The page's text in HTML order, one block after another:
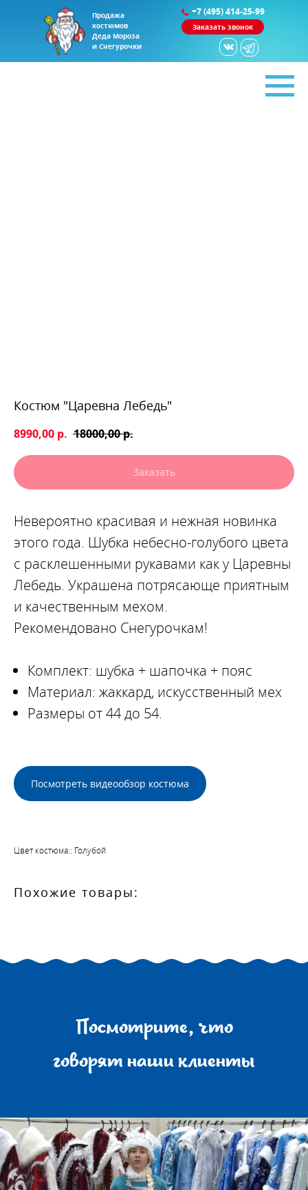
+7 (495) 414-25-99
Продажа
костюмов
Деда Мороза
и Снегурочки
Заказать звонок
Костюм "Царевна Лебедь"
8990,00 р. 18000,00р.
Заказать
Невероятно красивая и нежная новинка
этого года. Шубка небесно-голубого цвета
с расклешенными рукавами как у Царевны
Лебедь. Украшена потрясающе приятным
и качественным мехом.
Рекомендовано Снегурочкам!
Комплект: шубка + шапочка + пояс
Материал: жаккард, искусственный мех
Размеры от 44 до 54.
Посмотреть видеообзор костюма
Цвет костюма:: Голубой
Похожие товары:
Посмотрите, что
говорят наши клиенты